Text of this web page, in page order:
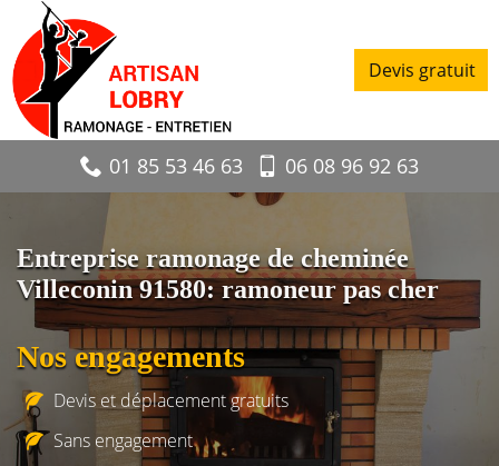
Devis gratuit
01 85 53 46 63 06 08 96 92 63
Entreprise ramonage de cheminée
Villeconin 91580: ramoneur pas cher
Nos engagements
Devis et déplacement gratuits
Sans engagement